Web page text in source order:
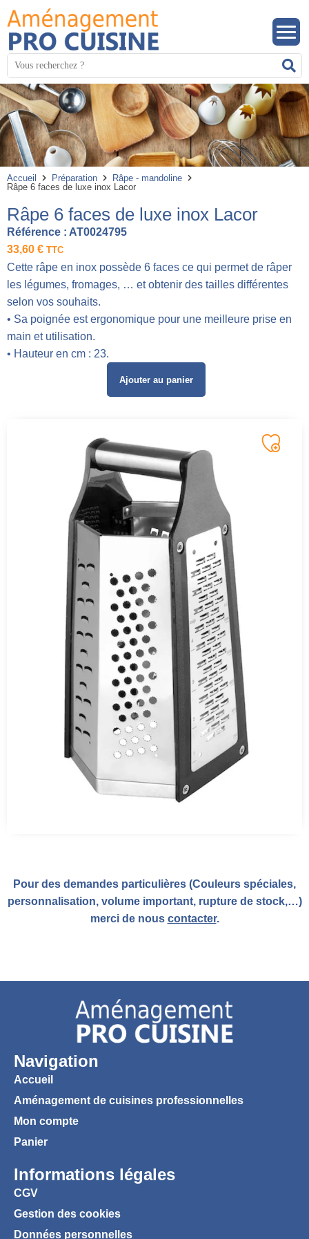
Mots
clés
:
Accueil Préparation
Râpe - mandoline
Râpe 6 faces de luxe inox Lacor
Râpe 6 faces de luxe inox Lacor
Référence : AT0024795
33,60 € TTC
Cette râpe en inox possède 6 faces ce qui permet de râper
les légumes, fromages, … et obtenir des tailles différentes
selon vos souhaits.
• Sa poignée est ergonomique pour une meilleure prise en
main et utilisation.
• Hauteur en cm : 23.
Ajouter au panier
Pour des demandes particulières (Couleurs spéciales,
personnalisation, volume important, rupture de stock,…)
merci de nous contacter.
Navigation
Accueil
Aménagement de cuisines professionnelles
Mon compte
Panier
Informations légales
CGV
Gestion des cookies
Données personnelles
Panneau de gestion des cookies